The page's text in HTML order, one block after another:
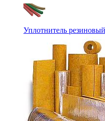
Уплотнитель резиновый